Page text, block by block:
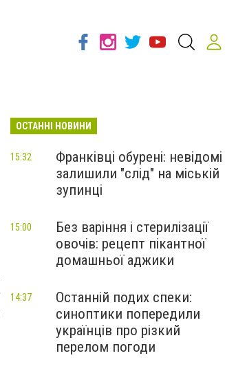
ОСТАННІ НОВИНИ
Франківці обурені: невідомі
залишили "слід" на міській
зупинці
15:32
Без варіння і стерилізації
овочів: рецепт пікантної
домашньої аджики
15:00
Останній подих спеки:
синоптики попередили
українців про різкий
перелом погоди
14:37